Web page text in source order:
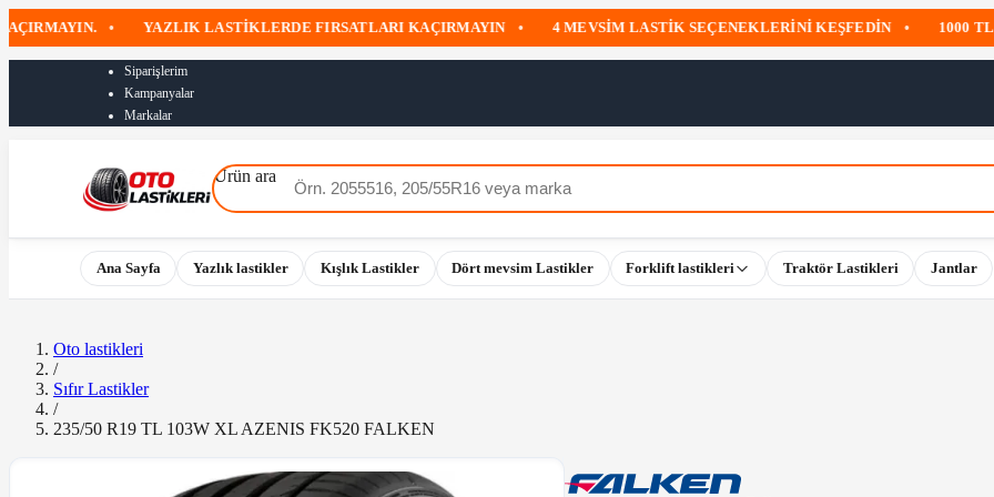
• YAZLIK LASTIKLERDE FIRSATLARI KAÇIRMAYIN • 4 MEVSIM LASTIK SEÇENEKLERINI KEŞFEDIN • 1000 TL
Siparişlerim
Kampanyalar
Markalar
Ürün ara
Ana Sayfa Yazlık lastikler Kışlık Lastikler Dört mevsim Lastikler Forklift lastikleri Traktör Lastikleri Jantlar
Oto lastikleri
/
Sıfır Lastikler
/
235/50 R19 TL 103W XL AZENIS FK520 FALKEN